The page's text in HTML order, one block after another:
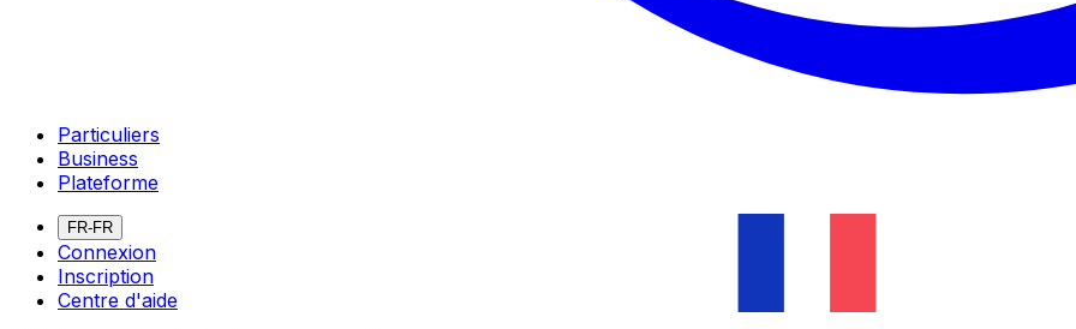
Particuliers
Business
Plateforme
FR-FR
Connexion
Inscription
Centre d'aide